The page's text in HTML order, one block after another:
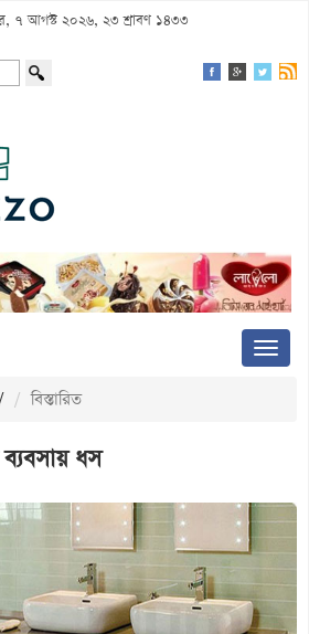
৭ আগস্ট ২০২৬, ২৩ শ্রাবণ ১৪৩৩
বিস্তারিত
ধস